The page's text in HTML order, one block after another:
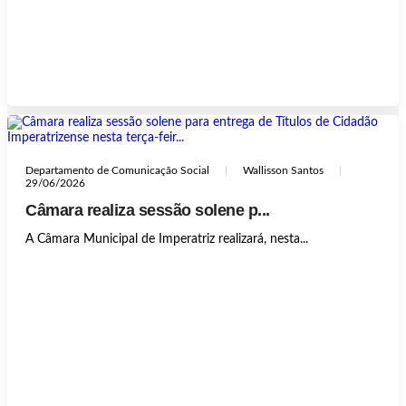
Departamento de Comunicação Social
Wallisson Santos
29/06/2026
Câmara realiza sessão solene p...
A Câmara Municipal de Imperatriz realizará, nesta...